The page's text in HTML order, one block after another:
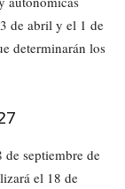
de abril y el 1 de
determinarán los
septiembre de
el 18 de